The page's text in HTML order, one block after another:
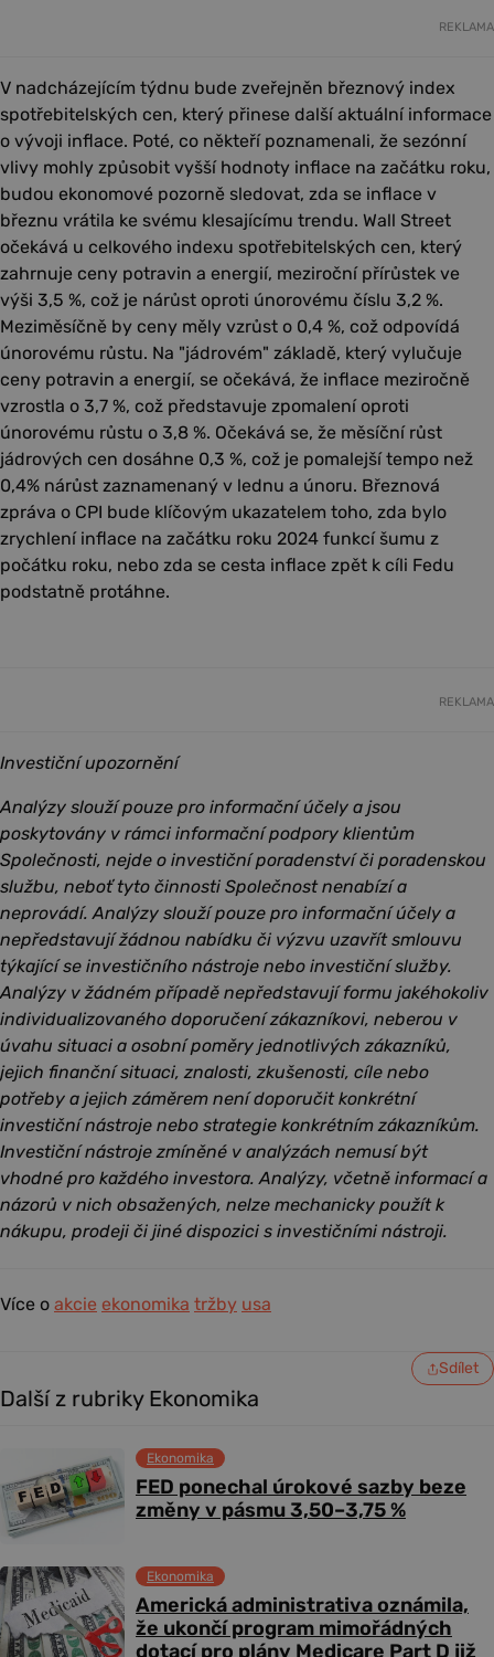
REKLAMA
V nadcházejícím týdnu bude zveřejněn březnový index
spotřebitelských cen, který přinese další aktuální informace
o vývoji inflace. Poté, co někteří poznamenali, že sezónní
vlivy mohly způsobit vyšší hodnoty inflace na začátku roku,
budou ekonomové pozorně sledovat, zda se inflace v
březnu vrátila ke svému klesajícímu trendu. Wall Street
očekává u celkového indexu spotřebitelských cen, který
zahrnuje ceny potravin a energií, meziroční přírůstek ve
výši 3,5 %, což je nárůst oproti únorovému číslu 3,2 %.
Meziměsíčně by ceny měly vzrůst o 0,4 %, což odpovídá
únorovému růstu. Na "jádrovém" základě, který vylučuje
ceny potravin a energií, se očekává, že inflace meziročně
vzrostla o 3,7 %, což představuje zpomalení oproti
únorovému růstu o 3,8 %. Očekává se, že měsíční růst
jádrových cen dosáhne 0,3 %, což je pomalejší tempo než
0,4% nárůst zaznamenaný v lednu a únoru. Březnová
zpráva o CPI bude klíčovým ukazatelem toho, zda bylo
zrychlení inflace na začátku roku 2024 funkcí šumu z
počátku roku, nebo zda se cesta inflace zpět k cíli Fedu
podstatně protáhne.
REKLAMA
Investiční upozornění
Analýzy slouží pouze pro informační účely a jsou
poskytovány v rámci informační podpory klientům
Společnosti, nejde o investiční poradenství či poradenskou
službu, neboť tyto činnosti Společnost nenabízí a
neprovádí. Analýzy slouží pouze pro informační účely a
nepředstavují žádnou nabídku či výzvu uzavřít smlouvu
týkající se investičního nástroje nebo investiční služby.
Analýzy v žádném případě nepředstavují formu jakéhokoliv
individualizovaného doporučení zákazníkovi, neberou v
úvahu situaci a osobní poměry jednotlivých zákazníků,
jejich finanční situaci, znalosti, zkušenosti, cíle nebo
potřeby a jejich záměrem není doporučit konkrétní
investiční nástroje nebo strategie konkrétním zákazníkům.
Investiční nástroje zmíněné v analýzách nemusí být
vhodné pro každého investora. Analýzy, včetně informací a
názorů v nich obsažených, nelze mechanicky použít k
nákupu, prodeji či jiné dispozici s investičními nástroji.
Více o akcie ekonomika tržby usa
Sdílet
Další z rubriky Ekonomika
FED ponechal úrokové sazby beze
změny v pásmu 3,50–3,75 %
Ekonomika
Americká administrativa oznámila,
že ukončí program mimořádných
dotací pro plány Medicare Part D již
Ekonomika